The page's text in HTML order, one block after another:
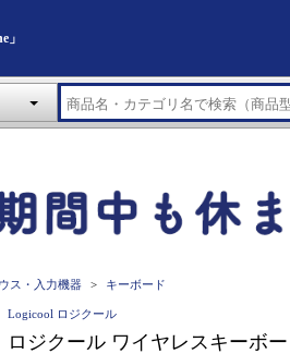
」
ス・入力機器 キーボード
Logicool ロジクール
ロジクール ワイヤレスキーボ